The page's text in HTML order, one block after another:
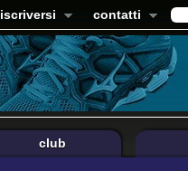
iscriversi contatti
club